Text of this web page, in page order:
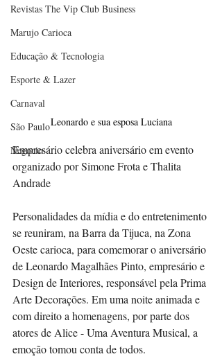
Revistas The Vip Club Business
Marujo Carioca
Educação & Tecnologia
Esporte & Lazer
Carnaval
São Paulo
Negocio
Leonardo e sua esposa Luciana
Empresário celebra aniversário em evento
organizado por Simone Frota e Thalita
Andrade
Personalidades da mídia e do entretenimento
se reuniram, na Barra da Tijuca, na Zona
Oeste carioca, para comemorar o aniversário
de Leonardo Magalhães Pinto, empresário e
Design de Interiores, responsável pela Prima
Arte Decorações. Em uma noite animada e
com direito a homenagens, por parte dos
atores de Alice - Uma Aventura Musical, a
emoção tomou conta de todos.